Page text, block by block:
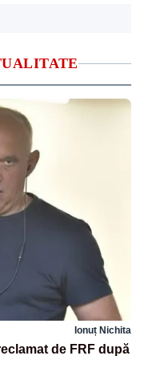
Ionuț Nichita
de FRF după